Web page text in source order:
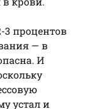
3 процентов
— в
И
устал и